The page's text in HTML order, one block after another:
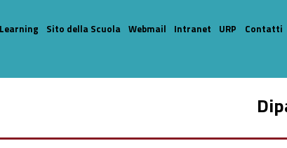
primary-3346-14
#link-menu-primary-27298-33
Link identifier #link-menu-primary-41801-44
Link identifier #link-menu-
Sito della Scuola Webmail Intranet URP
Contatti